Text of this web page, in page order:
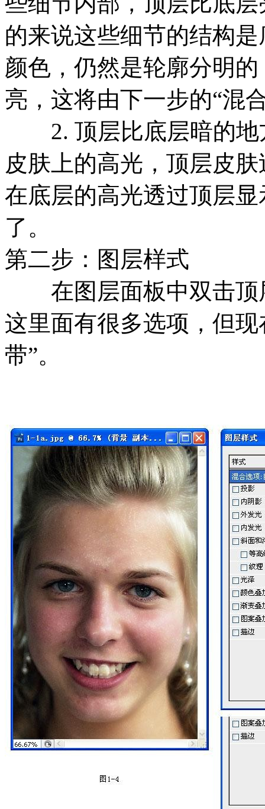
的来说这些细节的结构
颜色，仍然是轮廓分明
亮，这将由下一步的“混
2. 顶层比底层暗的地
皮肤上的高光，顶层皮
在底层的高光透过顶层
了。
第二步：图层样式
在图层面板中双击顶
这里面有很多选项，但
带”。